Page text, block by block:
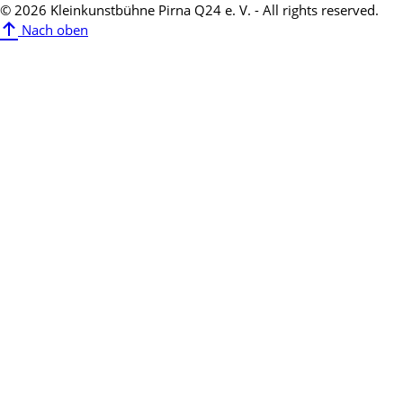
© 2026 Kleinkunstbühne Pirna Q24 e. V. - All rights reserved.
Nach oben